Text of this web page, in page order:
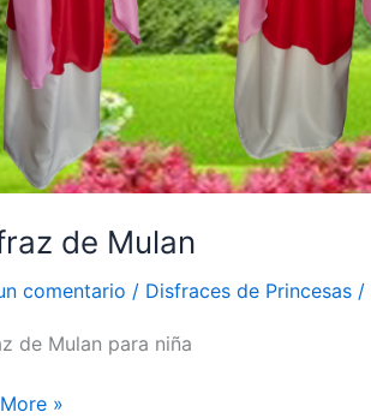
de Mulan
comentario / Disfraces de Princesas /
de Mulan para niña
»